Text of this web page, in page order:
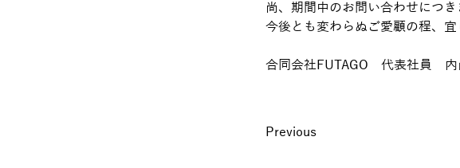
尚、期間中のお問い合わせにつ
今後とも変わらぬご愛顧の程、宜
合同会社FUTAGO　代表社員　
Previous